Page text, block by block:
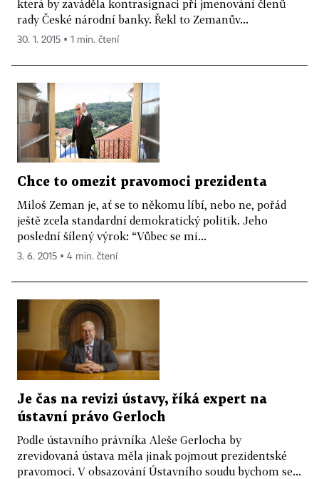
která by zaváděla kontrasignaci při jmenování členů
rady České národní banky. Řekl to Zemanův...
30. 1. 2015 ▪ 1 min. čtení
Chce to omezit pravomoci prezidenta
Miloš Zeman je, ať se to někomu líbí, nebo ne, pořád
ještě zcela standardní demokratický politik. Jeho
poslední šílený výrok: “Vůbec se mi...
3. 6. 2015 ▪ 4 min. čtení
Je čas na revizi ústavy, říká expert na
ústavní právo Gerloch
Podle ústavního právníka Aleše Gerlocha by
zrevidovaná ústava měla jinak pojmout prezidentské
pravomoci. V obsazování Ústavního soudu bychom se...